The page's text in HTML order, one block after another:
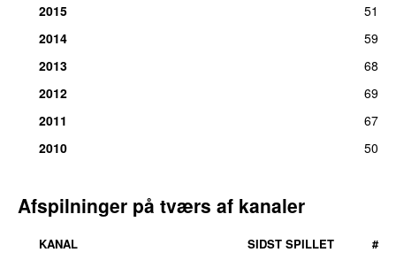
2015
51
2014
59
2013
68
2012
69
2011
67
2010
50
Afspilninger på tværs af kanaler
KANAL SIDST SPILLET #